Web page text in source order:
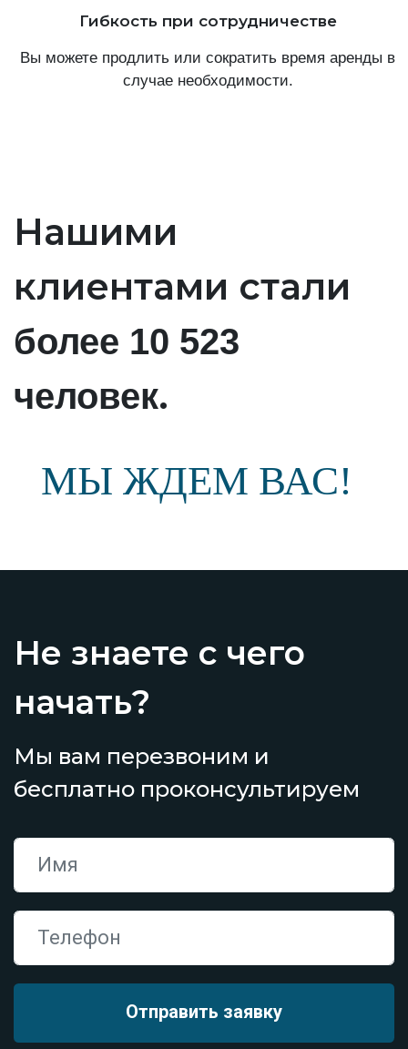
Гибкость при сотрудничестве
Вы можете продлить или сократить время аренды в
случае необходимости.
Нашими
клиентами стали
более 10 523
человек.
МЫ ЖДЕМ ВАС!
Не знаете с чего
начать?
Мы вам перезвоним и
бесплатно проконсультируем